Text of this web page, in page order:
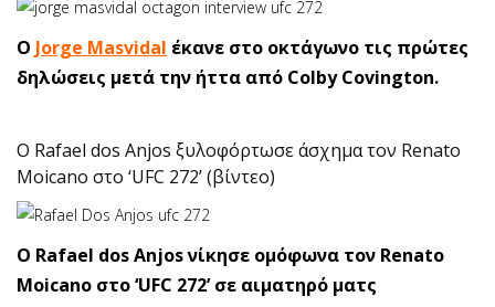
O Jorge Masvidal έκανε στο οκτάγωνο τις πρώτες
δηλώσεις μετά την ήττα από Colby Covington.
Ο Rafael dos Anjos ξυλοφόρτωσε άσχημα τον Renato
Moicano στο ‘UFC 272’ (βίντεο)
O Rafael dos Anjos νίκησε ομόφωνα τον Renato
Moicano στο ‘UFC 272’ σε αιματηρό ματς